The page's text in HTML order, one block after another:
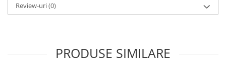
Review-uri(0)
PRODUSE SIMILARE